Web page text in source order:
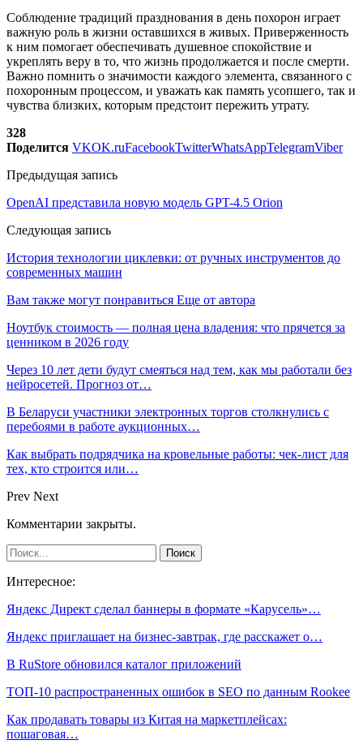
Соблюдение традиций празднования в день похорон играет
важную роль в жизни оставшихся в живых. Приверженность
к ним помогает обеспечивать душевное спокойствие и
укреплять веру в то, что жизнь продолжается и после смерти.
Важно помнить о значимости каждого элемента, связанного с
похоронным процессом, и уважать как память усопшего, так и
чувства близких, которым предстоит пережить утрату.
328
Поделится VKOK.ruFacebookTwitterWhatsAppTelegramViber
Предыдущая запись
OpenAI представила новую модель GPT-4.5 Orion
Следующая запись
История технологии циклевки: от ручных инструментов до
современных машин
Вам также могут понравиться Еще от автора
Ноутбук стоимость — полная цена владения: что прячется за
ценником в 2026 году
Через 10 лет дети будут смеяться над тем, как мы работали без
нейросетей. Прогноз от…
В Беларуси участники электронных торгов столкнулись с
перебоями в работе аукционных…
Как выбрать подрядчика на кровельные работы: чек-лист для
тех, кто строится или…
Prev Next
Комментарии закрыты.
Интересное:
Яндекс Директ сделал баннеры в формате «Карусель»…
Яндекс приглашает на бизнес-завтрак, где расскажет о…
В RuStore обновился каталог приложений
ТОП-10 распространенных ошибок в SEO по данным Rookee
Как продавать товары из Китая на маркетплейсах:
пошаговая…